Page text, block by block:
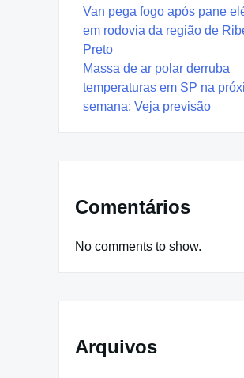
Van pega fogo após pane
em rodovia da região de
Preto
Massa de ar polar derruba
temperaturas em SP na
semana; Veja previsão
Comentários
No comments to show.
Arquivos